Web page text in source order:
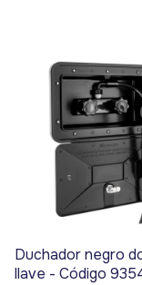
Duchador negro
llave - Código